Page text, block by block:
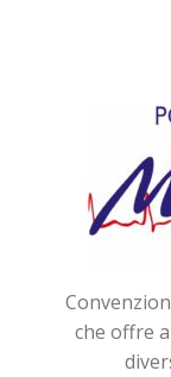
che offre